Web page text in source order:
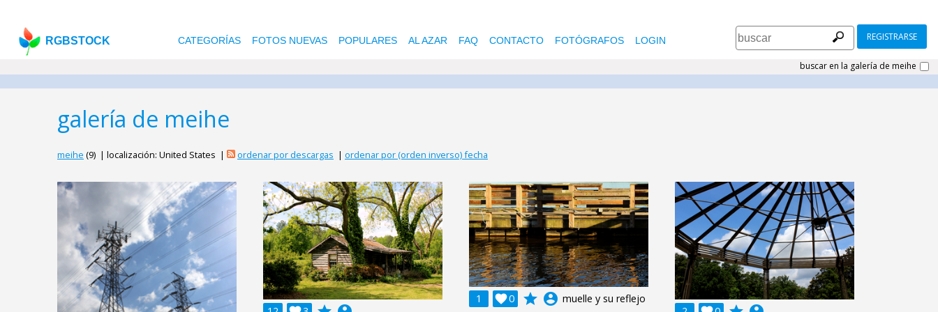
RGBSTOCK CATEGORÍAS FOTOS NUEVAS POPULARES AL AZAR FAQ CONTACTO FOTÓGRAFOS LOGIN REGISTRARSE
buscar en la galería de meihe
galería de meihe
meihe (9) | localización: United States | ordenar por descargas | ordenar por (orden inverso) fecha
1 0
 grade account_circle muelle y su reflejo